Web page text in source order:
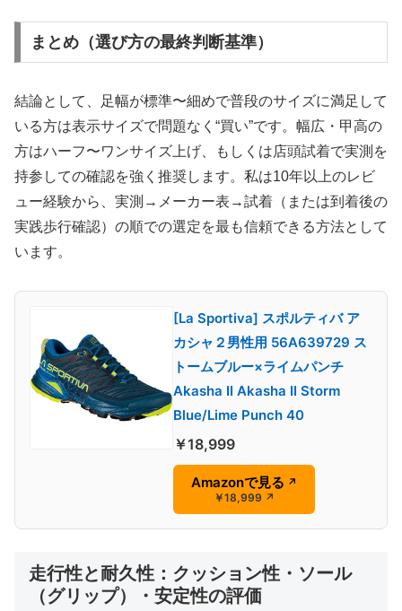
まとめ（選び方の最終判断基準）
結論として、足幅が標準〜細めで普段のサイズに満足して
いる方は表示サイズで問題なく“買い”です。幅広・甲高の
方はハーフ〜ワンサイズ上げ、もしくは店頭試着で実測を
持参しての確認を強く推奨します。私は10年以上のレビ
ュー経験から、実測→メーカー表→試着（または到着後の
実践歩行確認）の順での選定を最も信頼できる方法として
います。
[La Sportiva] スポルティバ ア
カシャ２男性用 56A639729 ス
トームブルー×ライムパンチ
Akasha II Akasha II Storm
Blue/Lime Punch 40
￥18,999
Amazonで見る ↗
￥18,999 ↗
走行性と耐久性：クッション性・ソール
（グリップ）・安定性の評価